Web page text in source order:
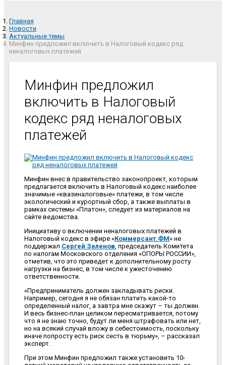
Главная
Новости
Актуальные темы
Минфин предложил включить в Налоговый кодекс ряд
неналоговых платежей
Минфин предложил
включить в Налоговый
кодекс ряд неналоговых
платежей
Минфин внес в правительство законопроект, которым
предлагается включить в Налоговый кодекс наиболее
значимые «квазиналоговые» платежи, в том числе
экологический и курортный сбор, а также выплаты в
рамках системы «Платон», следует из материалов на
сайте ведомства.
Инициативу о включении неналоговых платежей в
Налоговый кодекс в эфире «Коммерсант.ФМ» не
поддержал Сергей Зеленов, председатель Комитета
по налогам Московского отделения «ОПОРЫ РОССИИ»,
отметив, что это приведет к дополнительному росту
нагрузки на бизнес, в том числе к ужесточению
ответственности.
«Предприниматель должен закладывать риски.
Например, сегодня я не обязан платить какой-то
определенный налог, а завтра мне скажут – ты должен.
И весь бизнес-план целиком пересматривается, потому
что я не знаю точно, будут ли меня штрафовать или нет,
но на всякий случай вложу в себестоимость, поскольку
иначе попросту есть риск сесть в тюрьму», – рассказал
эксперт.
При этом Минфин предложил также установить 10-